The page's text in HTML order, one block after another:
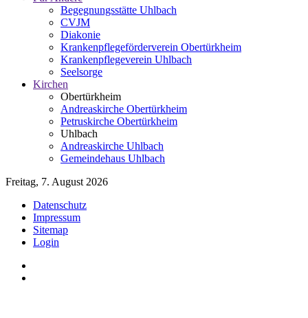
Begegnungsstätte Uhlbach
CVJM
Diakonie
Krankenpflegeförderverein Obertürkheim
Krankenpflegeverein Uhlbach
Seelsorge
Kirchen
Obertürkheim
Andreaskirche Obertürkheim
Petruskirche Obertürkheim
Uhlbach
Andreaskirche Uhlbach
Gemeindehaus Uhlbach
Freitag, 7. August 2026
Datenschutz
Impressum
Sitemap
Login